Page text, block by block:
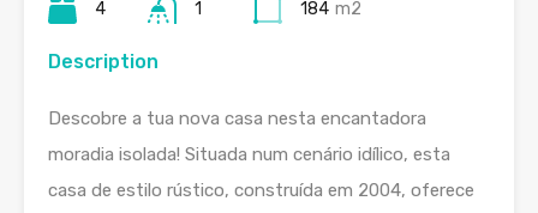
4 1 184 m2
Description
Descobre a tua nova casa nesta encantadora
moradia isolada! Situada num cenário idílico, esta
casa de estilo rústico, construída em 2004, oferece